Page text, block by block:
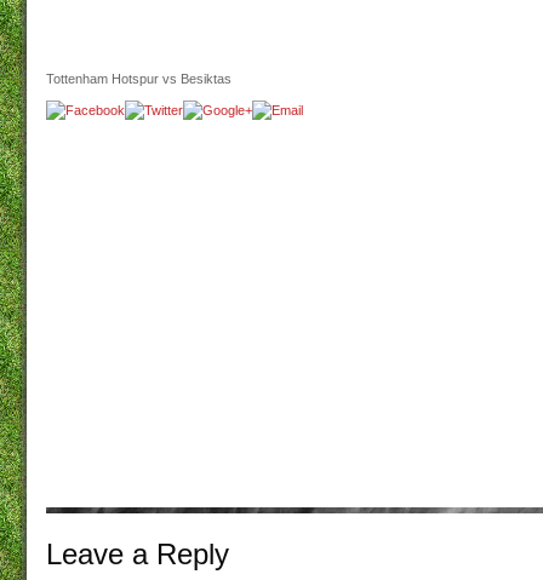
Tottenham Hotspur vs Besiktas
Leave a Reply